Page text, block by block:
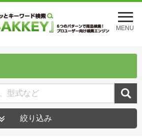
メ
ニ
ュ
を
MENU
絞り込み